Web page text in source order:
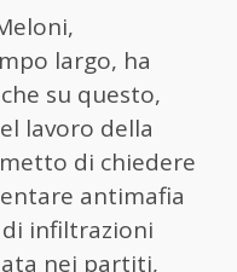
largo, ha
su questo,
lavoro della
di chiedere
antimafia
infiltrazioni
nei partiti,